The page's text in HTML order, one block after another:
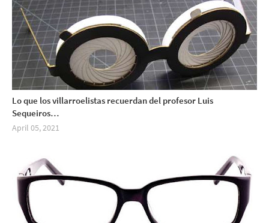
Lo que los villarroelistas recuerdan del profesor Luis
Sequeiros…
April 05, 2021